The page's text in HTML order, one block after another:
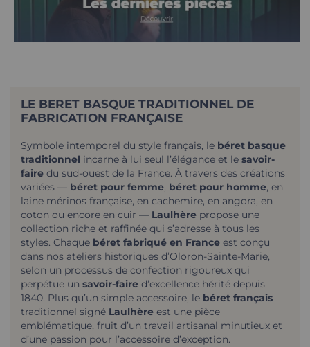
LE BERET BASQUE TRADITIONNEL DE
FABRICATION FRANÇAISE
Symbole intemporel du style français, le béret basque
traditionnel incarne à lui seul l’élégance et le savoir-
faire du sud-ouest de la France. À travers des créations
variées — béret pour femme, béret pour homme, en
laine mérinos française, en cachemire, en angora, en
coton ou encore en cuir — Laulhère propose une
collection riche et raffinée qui s’adresse à tous les
styles. Chaque béret fabriqué en France est conçu
dans nos ateliers historiques d’Oloron-Sainte-Marie,
selon un processus de confection rigoureux qui
perpétue un savoir-faire d’excellence hérité depuis
1840. Plus qu’un simple accessoire, le béret français
traditionnel signé Laulhère est une pièce
emblématique, fruit d’un travail artisanal minutieux et
d’une passion pour l’accessoire d’exception.